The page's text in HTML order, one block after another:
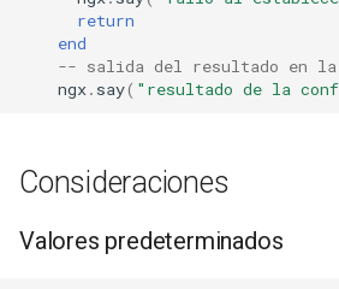
immutable
ipscrub
ipset-access
return
end
-- salida del resultado en la
ngx. say( "resultado de la
Consideraciones
Valores predeterminados